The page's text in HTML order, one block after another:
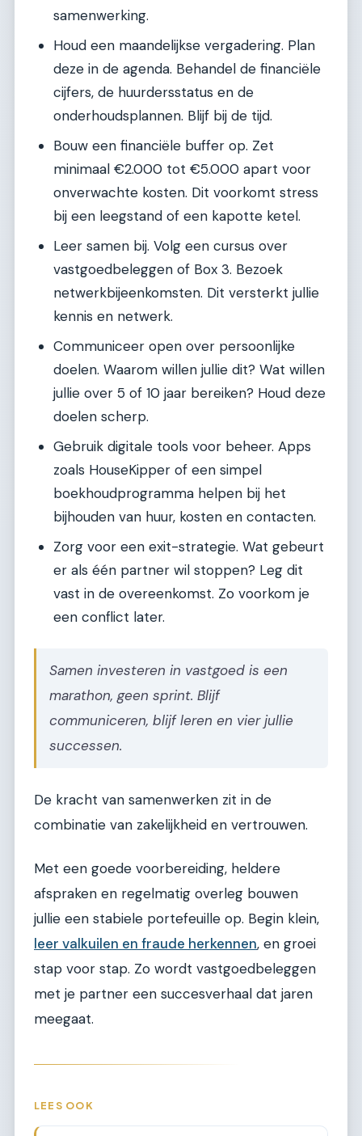
samenwerking.
Houd een maandelijkse vergadering. Plan
deze in de agenda. Behandel de financiële
cijfers, de huurdersstatus en de
onderhoudsplannen. Blijf bij de tijd.
Bouw een financiële buffer op. Zet
minimaal €2.000 tot €5.000 apart voor
onverwachte kosten. Dit voorkomt stress
bij een leegstand of een kapotte ketel.
Leer samen bij. Volg een cursus over
vastgoedbeleggen of Box 3. Bezoek
netwerkbijeenkomsten. Dit versterkt jullie
kennis en netwerk.
Communiceer open over persoonlijke
doelen. Waarom willen jullie dit? Wat willen
jullie over 5 of 10 jaar bereiken? Houd deze
doelen scherp.
Gebruik digitale tools voor beheer. Apps
zoals HouseKipper of een simpel
boekhoudprogramma helpen bij het
bijhouden van huur, kosten en contacten.
Zorg voor een exit-strategie. Wat gebeurt
er als één partner wil stoppen? Leg dit
vast in de overeenkomst. Zo voorkom je
een conflict later.
Samen investeren in vastgoed is een
marathon, geen sprint. Blijf
communiceren, blijf leren en vier jullie
successen.
De kracht van samenwerken zit in de
combinatie van zakelijkheid en vertrouwen.
Met een goede voorbereiding, heldere
afspraken en regelmatig overleg bouwen
jullie een stabiele portefeuille op. Begin klein,
leer valkuilen en fraude herkennen, en groei
stap voor stap. Zo wordt vastgoedbeleggen
met je partner een succesverhaal dat jaren
meegaat.
LEES OOK